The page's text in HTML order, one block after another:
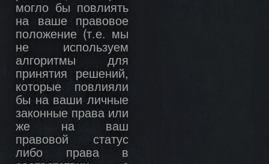
могло бы повлиять
на ваше правовое
положение (т.е. мы
не используем
алгоритмы для
принятия решений,
которые повлияли
бы на ваши личные
законные права или
же на ваш
правовой статус
либо права в